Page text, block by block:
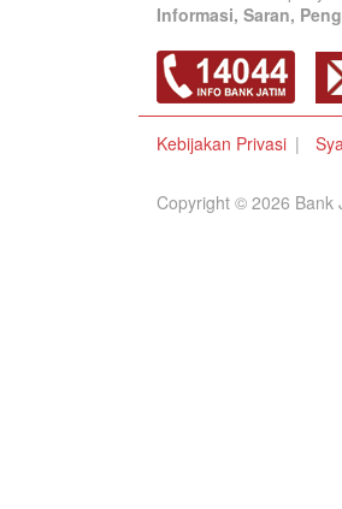
Informasi, Saran,
Kebijakan Privasi
Copyright © 2026 Bank